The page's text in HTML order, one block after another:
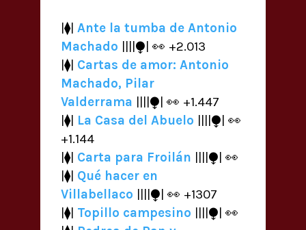
|⧫| Ante la tumba de Antonio
Machado ||||⧭| 👀 +2.013
|⧫| Cartas de amor: Antonio
Machado, Pilar
Valderrama ||||⧭| 👀 +1.447
|⧫| La Casa del Abuelo ||||⧭| 👀
+1.144
|⧫| Carta para Froilán ||||⧭| 👀
|⧫| Qué hacer en
Villabellaco ||||⧭| 👀 +1307
|⧫| Topillo campesino ||||⧭| 👀